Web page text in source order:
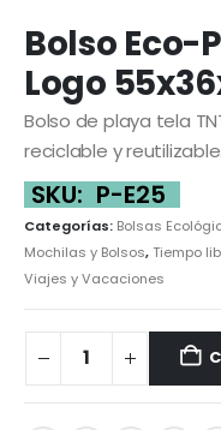
Bolso Eco-
Logo
Bolso de playa tela
reciclable y reutilizable.
SKU: P-E25
Categorías: Bolsas
Mochilas y Bolsos,Tiempo
Viajes y Vacaciones